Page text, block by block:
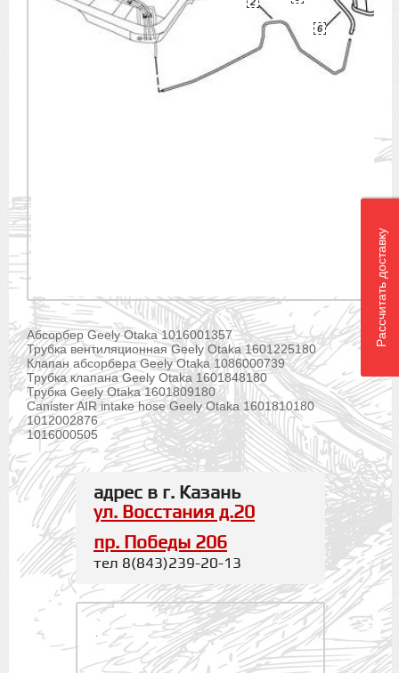
6
Абсорбер Geely Otaka 1016001357
Трубка вентиляционная Geely Otaka 1601225180
Клапан абсорбера Geely Otaka 1086000739
Трубка клапана Geely Otaka 1601848180
Трубка Geely Otaka 1601809180
Canister AIR intake hose Geely Otaka 1601810180
1012002876
1016000505
адрес в г. Казань
ул. Восстания д.20
пр. Победы 206
тел 8(843)239-20-13
.
Рассчитать доставку